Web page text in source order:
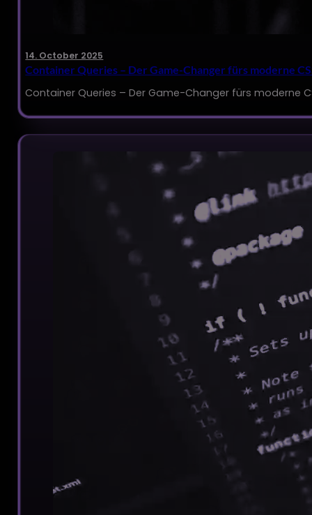
14. October 2025
Container Queries – Der Game-Changer fürs moderne
Container Queries – Der Game-Changer fürs moderne